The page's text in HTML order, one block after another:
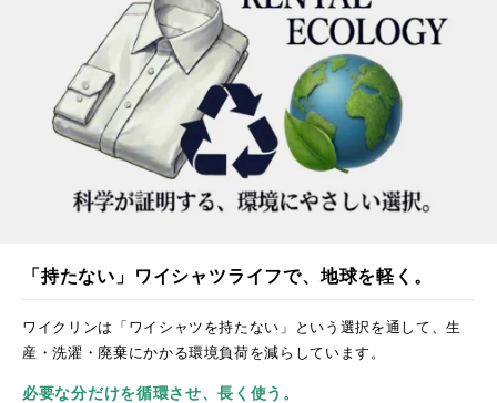
「持たない」ワイシャツライフで、地球を軽く。
ワイクリンは「ワイシャツを持たない」という選択を通して、生
産・洗濯・廃棄にかかる環境負荷を減らしています。
必要な分だけを循環させ、長く使う。